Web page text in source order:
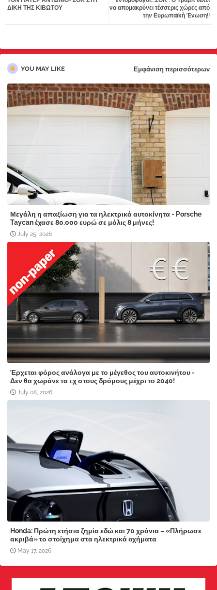
pp
να απομακρύνει τέσσερις χώρες από
την Ευρωπαϊκή Ένωση!!
ΔΙΚΗ ΤΗΣ ΚΙΒΩΤΟΥ
YOU MAY LIKE Εμφάνιση περισσότερων
Μεγάλη η απαξίωση για τα ηλεκτρικά αυτοκίνητα - Porsche
Taycan έχασε 80.000 ευρώ σε μόλις 8 μήνες!
July 25, 2026
Έρχεται φόρος ανάλογα με το μέγεθος του αυτοκινήτου -
Δεν θα χωράνε τα ι.χ στους δρόμους μέχρι το 2040!
July 08, 2026
Honda: Πρώτη ετήσια ζημία εδώ και 70 χρόνια – «Πλήρωσε
ακριβά» το στοίχημα στα ηλεκτρικά οχήματα
May 17, 2026